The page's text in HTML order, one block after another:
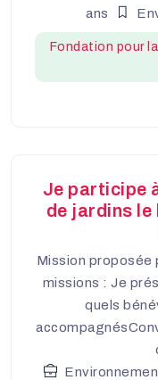
ans
Fondation pour
Je participe
de jardins le
Mission proposée
missions : Je
quels